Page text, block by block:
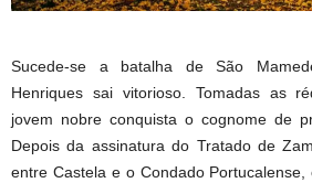
Sucede-se a batalha de São
Henriques sai vitorioso. Tomadas as
jovem nobre conquista o cognome de
Depois da assinatura do Tratado de
entre Castela e o Condado